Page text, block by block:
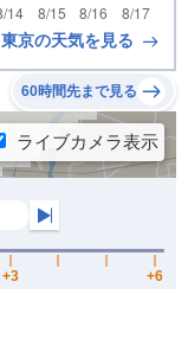
東京の天気を見る
60時間先まで見る